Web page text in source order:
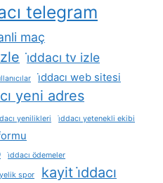
telegram
maç
i̇ddacı tv izle
i̇ddacı web sitesi
yeni adres
yenilikleri i̇ddacı yetenekli ekibi
i̇ddacı ödemeler
spor kayit i̇ddacı